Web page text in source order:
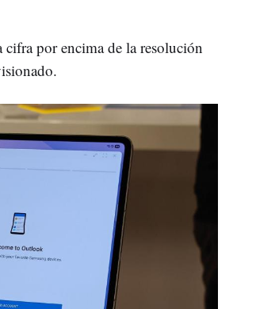
cifra por encima de la resolución